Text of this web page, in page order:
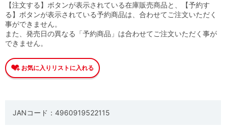
【注文する】ボタンが表示されている在庫販売商品と、【予約す
る】ボタンが表示されている予約商品は、合わせてご注文いただく
事ができません。
また、発売日の異なる「予約商品」は合わせてご注文いただく事が
できません。
JANコード：4960919522115